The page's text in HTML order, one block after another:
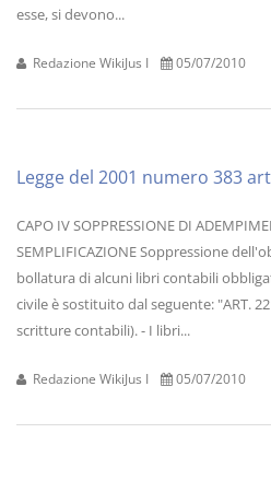
esse, si devono...
Redazione WikiJus I 05/07/2010
Legge del 2001 numero 383
CAPO IV SOPPRESSIONE DI
SEMPLIFICAZIONE Soppressione
bollatura di alcuni libri contabili
civile è sostituito dal seguente: "ART.
scritture contabili). - I libri...
Redazione WikiJus I 05/07/2010